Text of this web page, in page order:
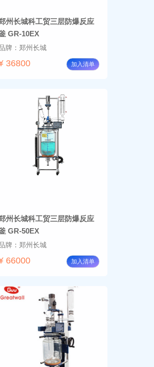
州长城科工贸三层防爆反应
GR-10EX
牌：郑州长城
36800 加入清单
州长城科工贸三层防爆反应
GR-50EX
牌：郑州长城
66000 加入清单